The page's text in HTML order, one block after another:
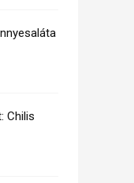
Chilis